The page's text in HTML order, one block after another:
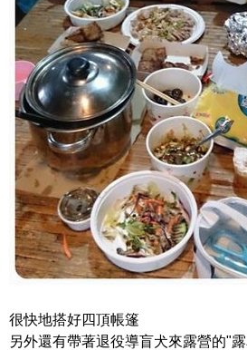
很快地搭好四頂帳篷
另外還有帶著退役導盲犬來露營的"